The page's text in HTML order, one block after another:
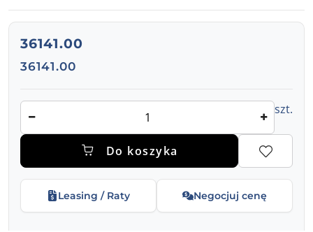
cena:
36141.00
Cena:
36141.00
szt.
Do koszyka
Leasing / Raty Negocjuj cenę